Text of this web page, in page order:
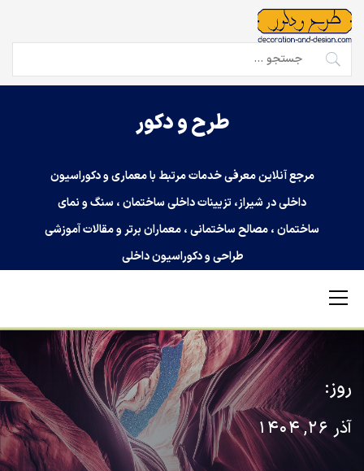
Skip
content
جستجو
برای:
طرح و دکور
مرجع آنلاین معرفی خدمات مرتبط با معماری و دکوراسیون
داخلی در شیراز، تزیینات داخلی ساختمان ، سنگ و نمای
ساختمان ، مصالح ساختمانی ، معماران برتر و مقالات آموزشی
طراحی و دکوراسیون داخلی
روز:
آذر 26, 1404